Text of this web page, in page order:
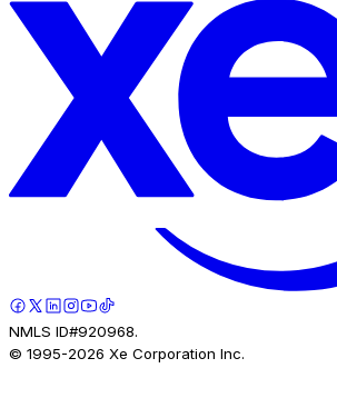
NMLS ID#920968.
© 1995-2026 Xe Corporation Inc.